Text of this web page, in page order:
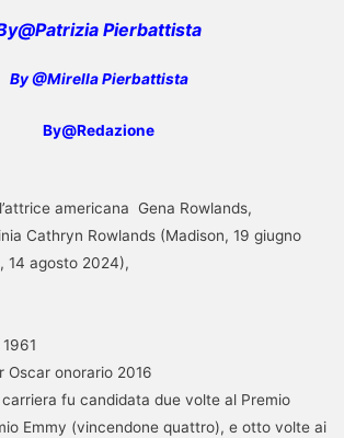
Pierbattista
By @Mirella Pierbattista
By@Redazione
americana Gena Rowlands,
Cathryn Rowlands (Madison, 19 giugno
14 agosto 2024),
Oscar onorario 2016
fu candidata due volte al Premio
Emmy (vincendone quattro), e otto volte ai